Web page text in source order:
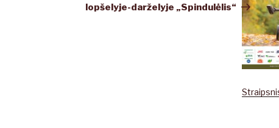
lopšelyje-darželyje „Spindulėlis“